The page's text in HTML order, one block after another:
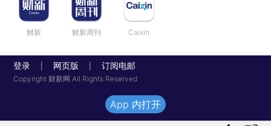
财新 财新周刊 Caixin
登录 网页版 订阅电邮
Copyright 财新网 All Rights Reserved
App 内打开